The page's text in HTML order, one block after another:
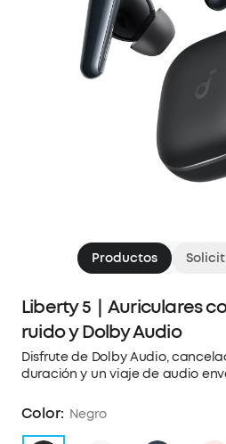
Productos
Liberty 5｜Auriculares
ruido y Dolby Audio
Disfrute de Dolby Audio,
duración y un viaje de audio
Color: Negro